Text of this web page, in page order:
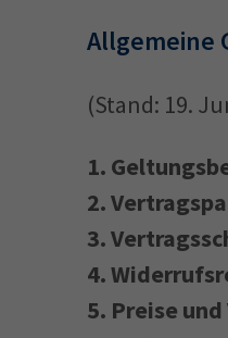
Allgemeine
(Stand: 19.
1.
2.
3.
4.
5. Preise